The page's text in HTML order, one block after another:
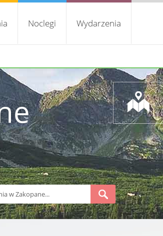
Noclegi Wydarzenia